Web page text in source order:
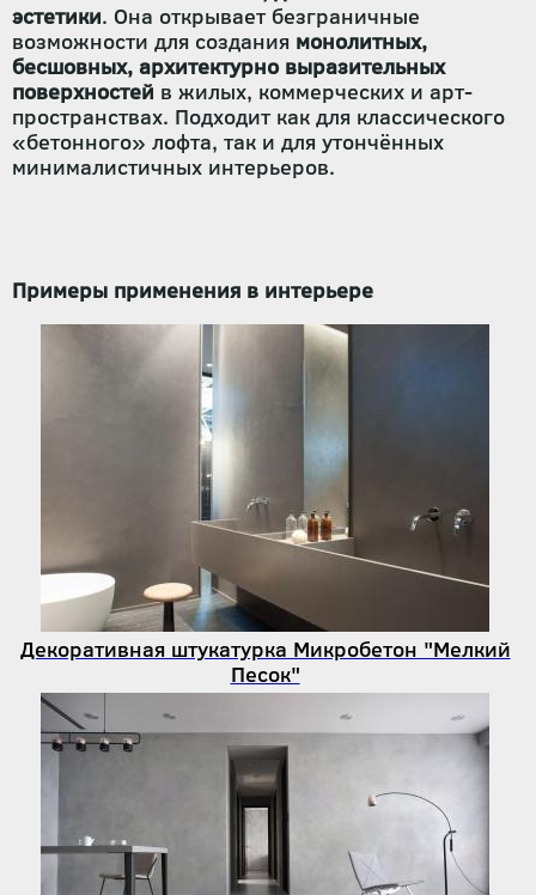
эстетики. Она открывает безграничные
возможности для создания монолитных,
бесшовных, архитектурно выразительных
поверхностей в жилых, коммерческих и арт-
пространствах. Подходит как для классического
«бетонного» лофта, так и для утончённых
минималистичных интерьеров.
Примеры применения в интерьере
Декоративная штукатурка Микробетон "Мелкий
Песок"